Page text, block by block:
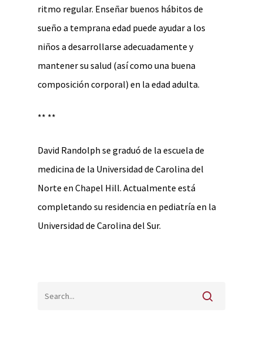
ritmo regular. Enseñar buenos hábitos de
sueño a temprana edad puede ayudar a los
niños a desarrollarse adecuadamente y
mantener su salud (así como una buena
composición corporal) en la edad adulta.
** **
David Randolph se graduó de la escuela de
medicina de la Universidad de Carolina del
Norte en Chapel Hill. Actualmente está
completando su residencia en pediatría en la
Universidad de Carolina del Sur.